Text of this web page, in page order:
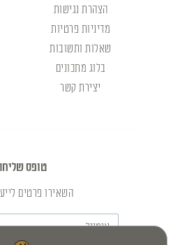
הצהרת נגישות
מדיניות פרטיות
שאלות ותשובות
בלוג מתכונים
יצירת קשר
טופס
השאירו פרטים